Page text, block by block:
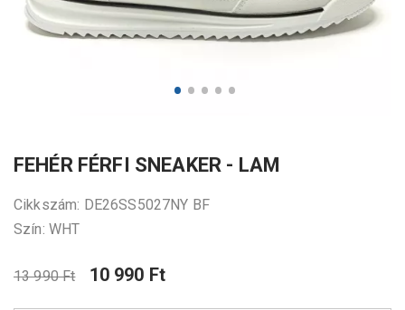
FEHÉR FÉRFI SNEAKER - LAM
Cikkszám: DE26SS5027NY BF
Szín: WHT
13 990 Ft 10 990 Ft